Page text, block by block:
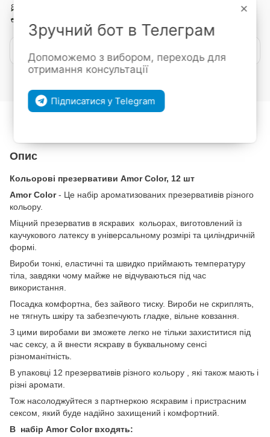
197 грн
Повідомити, коли з'явиться
До обраного
Опис
Кольорові презервативи Amor Color, 12 шт
Amor Color- Це набір ароматизованих презервативів різного
кольору.
Міцний презерватив в яскравих кольорах, виготовлений із
каучукового латексу в універсальному розмірі та циліндричній
формі.
Вироби тонкі, еластичні та швидко приймають температуру
тіла, завдяки чому майже не відчуваються під час
використання.
Посадка комфортна, без зайвого тиску. Вироби не скриплять,
не тягнуть шкіру та забезпечують гладке, вільне ковзання.
З цими виробами ви зможете легко не тільки захиститися під
час сексу, а й внести яскраву в буквальному сенсі
різноманітність.
В упаковці 12 презервативів різного кольору , які також мають і
різні аромати.
Тож насолоджуйтеся з партнеркою яскравим і пристрасним
сексом, який буде надійно захищений і комфортний.
В набір Amor Color входять:
Зручний бот в Телеграм
Допоможемо з вибором, переходь для
отримання консультації
Підписатися у Telegram
×